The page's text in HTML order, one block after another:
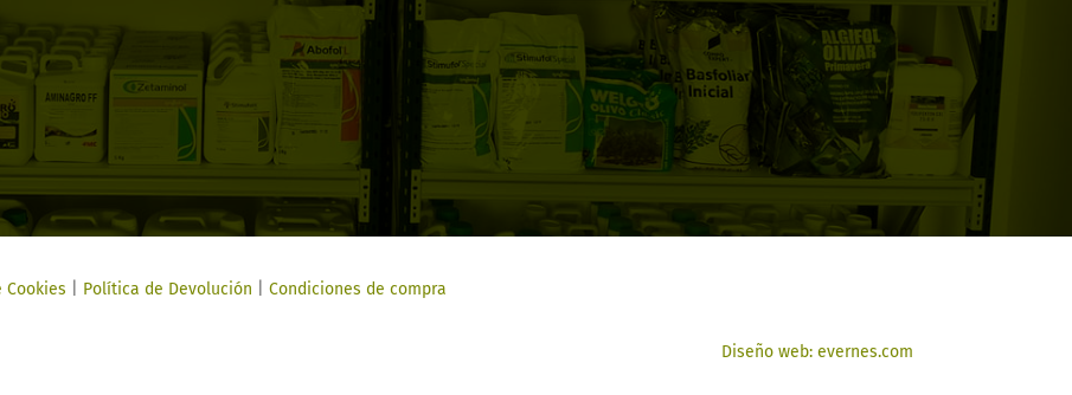
Cookies Política de Devolución |Condiciones de compra
Diseño web: evernes.com